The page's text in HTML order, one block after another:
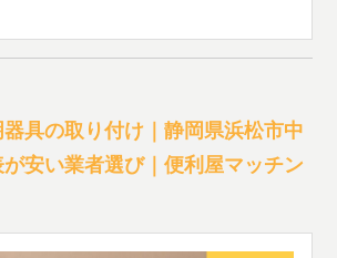
具の取り付け｜静岡県浜松市中
安い業者選び｜便利屋マッチン